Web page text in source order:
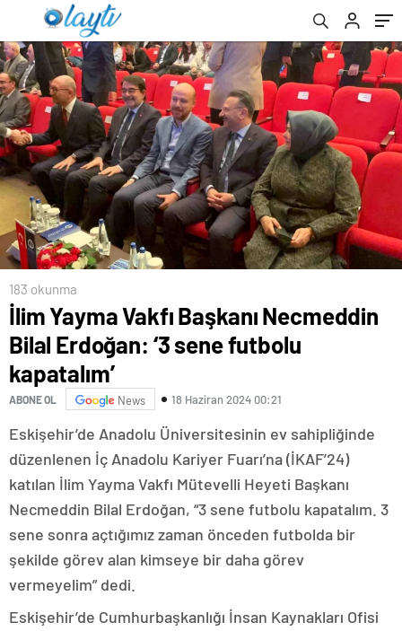
183 okunma
İlim Yayma Vakfı Başkanı Necmeddin
Bilal Erdoğan: ‘3 sene futbolu
kapatalım’
ABONE OL News 18 Haziran 2024 00:21
Eskişehir’de Anadolu Üniversitesinin ev sahipliğinde
düzenlenen İç Anadolu Kariyer Fuarı’na (İKAF’24)
katılan İlim Yayma Vakfı Mütevelli Heyeti Başkanı
Necmeddin Bilal Erdoğan, “3 sene futbolu kapatalım. 3
sene sonra açtığımız zaman önceden futbolda bir
şekilde görev alan kimseye bir daha görev
vermeyelim” dedi.
Eskişehir’de Cumhurbaşkanlığı İnsan Kaynakları Ofisi